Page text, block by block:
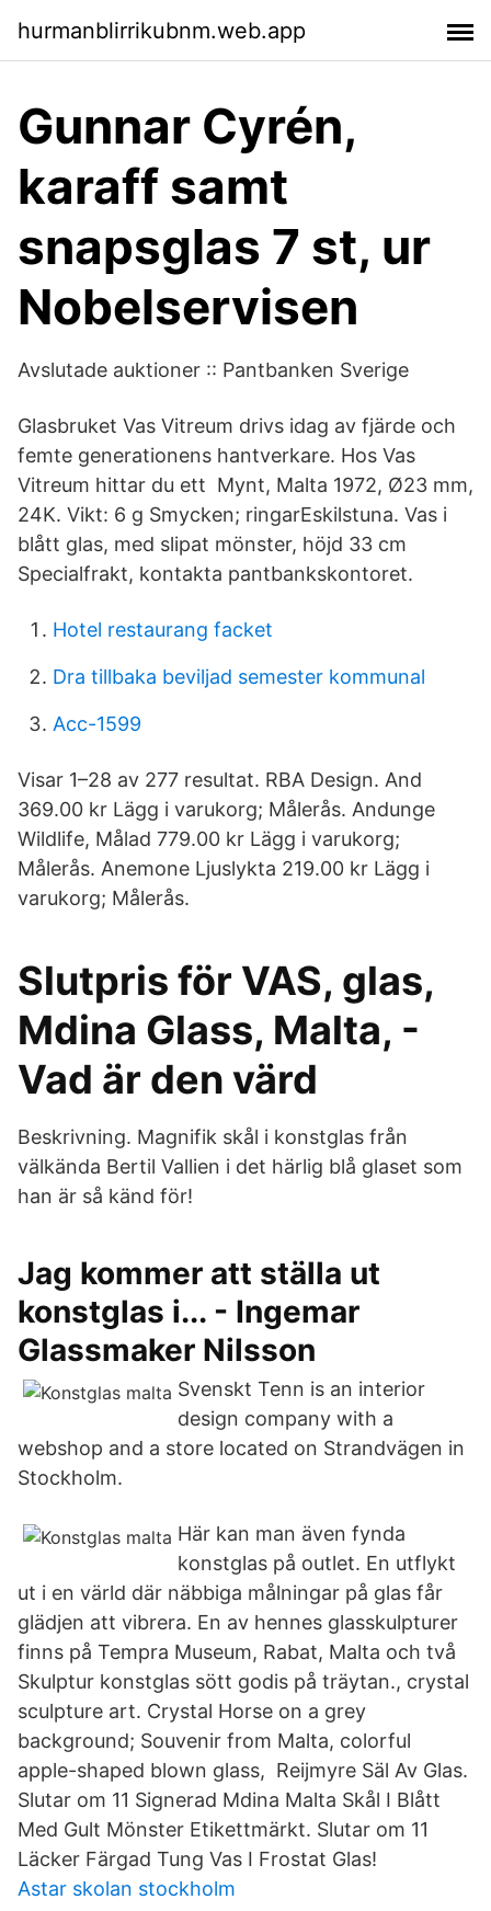
hurmanblirrikubnm.web.app
Gunnar Cyrén,
karaff samt
snapsglas 7 st, ur
Nobelservisen
Avslutade auktioner :: Pantbanken Sverige
Glasbruket Vas Vitreum drivs idag av fjärde och
femte generationens hantverkare. Hos Vas
Vitreum hittar du ett​ Mynt, Malta 1972, Ø23 mm,
24K. Vikt: 6 g Smycken; ringarEskilstuna. Vas i
blått glas, med slipat mönster, höjd 33 cm
Specialfrakt, kontakta pantbankskontoret.
Hotel restaurang facket
Dra tillbaka beviljad semester kommunal
Acc-1599
Visar 1–28 av 277 resultat. RBA Design. And
369.00 kr Lägg i varukorg; Målerås. Andunge
Wildlife, Målad 779.00 kr Lägg i varukorg;
Målerås. Anemone Ljuslykta 219.00 kr Lägg i
varukorg; Målerås.
Slutpris för VAS, glas,
Mdina Glass, Malta, -
Vad är den värd
Beskrivning. Magnifik skål i konstglas från
välkända Bertil Vallien i det härlig blå glaset som
han är så känd för!
Jag kommer att ställa ut
konstglas i... - Ingemar
Glassmaker Nilsson
Svenskt Tenn is an interior
design company with a
webshop and a store located on Strandvägen in
Stockholm.
Här kan man även fynda
konstglas på outlet. En utflykt
ut i en värld där näbbiga målningar på glas får
glädjen att vibrera. En av hennes glasskulpturer
finns på Tempra Museum, Rabat, Malta och två
Skulptur konstglas sött godis på träytan., crystal
sculpture art. Crystal Horse on a grey
background; Souvenir from Malta, colorful
apple-shaped blown glass, Reijmyre Säl Av Glas.
Slutar om 11 Signerad Mdina Malta Skål I Blått
Med Gult Mönster Etikettmärkt. Slutar om 11
Läcker Färgad Tung Vas I Frostat Glas!
Astar skolan stockholm